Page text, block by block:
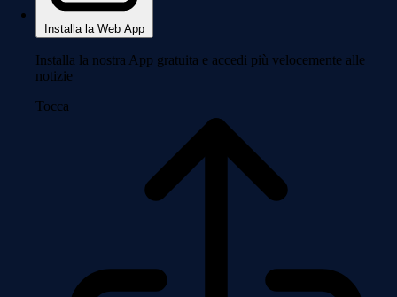
Installa la Web App
Installa la nostra App gratuita e accedi più velocemente alle
notizie
Tocca